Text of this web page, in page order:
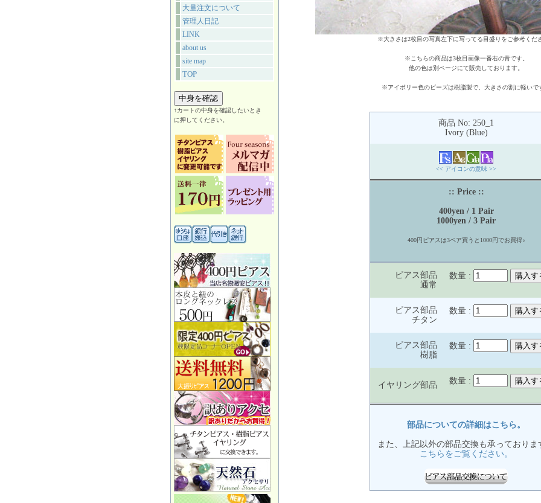
大量注文について
管理人日記
LINK
about us
site map
TOP
↑カートの中身を確認したいとき
に押してください。
※大きさは2枚目の写真左下に写ってる目盛りをご参考くだ
※こちらの商品は3枚目画像一番右の青です。
他の色は別ページにて販売しております。
※アイボリー色のビーズは樹脂製で、大きさの割に軽いで
商品 No: 250_1
Ivory (Blue)
<< アイコンの意味 >>
:: Price ::
400yen / 1 Pair
1000yen / 3 Pair
400円ピアスは3ペア買うと1000円でお買得♪
ピアス部品
通常
数量 :
ピアス部品
チタン
数量 :
ピアス部品
樹脂
数量 :
イヤリング部品 数量 :
部品についての詳細はこちら。
また、上記以外の部品交換も承っておりま
こちらをご覧ください。